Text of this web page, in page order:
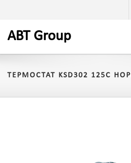
ABT Group
ТЕРМОСТАТ KSD302 125C